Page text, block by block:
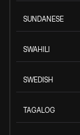
SUNDANESE
SWAHILI
SWEDISH
TAGALOG